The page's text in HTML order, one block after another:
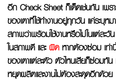
อีก Check Sheet ก็เด็ดเช่นกัน เพร
ของเตาที่ใช้ทำงานอยู่ทุกวัน แค่ระบุห
สภาพว่าพร้อมใช้งานหรือไม่ในแต่ละวั
ในสภาพดี และผิดหากต้องซ่อม เท่า
ของเตาแต่ละตัว ตัวไหนเสียก็ซ่อมทั
หยุดผลิตและงานไม่ต้องสะดุดอีกด้วย